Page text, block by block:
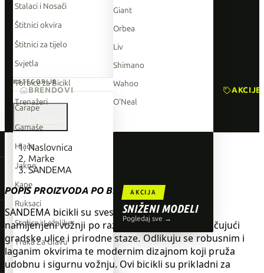
Stalaci i Nosači
Štitnici okvira
Štitnici za tijelo
Svjetla
Torbice za Bicikl
Trenažeri
Giant
Orbea
Liv
Shimano
Wahoo
O'Neal
Giant
Orbea
Liv
Shimano
Wahoo
O'Neal
AKCIJA
SNIŽENI MODELI
Pogledaj sve →
KATEGORIJE
Čarape
Gamaše
Hlače
Jakne
Kape
Ruksaci
Stolice i Ležaljke
Traka Za Glavu
BRENDOVI AKCIJE

Naslovnica
Marke
SANDEMA
POPIS PROIZVODA PO BRANDU SANDEMA
SANDEMA bicikli su svestrani i izdržljivi bicikli
namijenjeni vožnji po različitim terenima, uključujući
gradske ulice i prirodne staze. Odlikuju se robusnim i
laganim okvirima te modernim dizajnom koji pruža
udobnu i sigurnu vožnju. Ovi bicikli su prikladni za